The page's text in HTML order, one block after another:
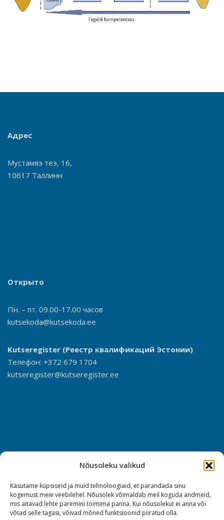
Nõusoleku valikud
Kasutame küpsiseid ja muid tehnoloogiaid, et parandada sinu
kogemust meie veebilehel. Nõusolek võimaldab meil koguda andmeid,
mis aitavad lehte paremini toimima panna. Kui nõusolekut ei anna või
võtad selle tagasi, võivad mõned funktsioonid piiratud olla.
Адрес
Мустамяэ теэ, 16,
10617 Таллинн
Открыто
Пн. – пт. 09.00-17.00 часов
kutsekoda@kutsekoda.ee
Kutseregister (Реестр квалификаций Эстонии)
Телефон: +372 679 1704
kutseregister@kutseregister.ee